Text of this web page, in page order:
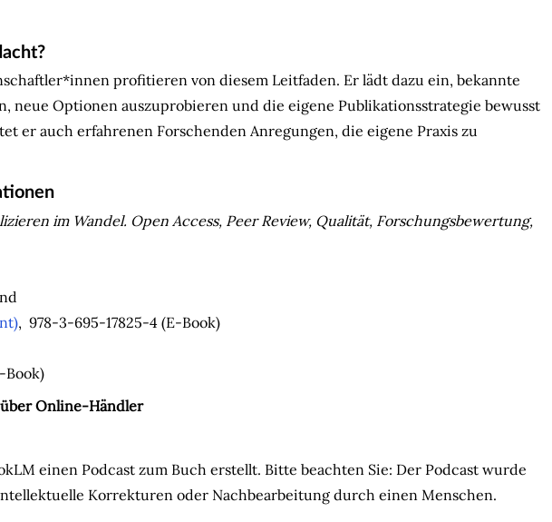
profitieren von diesem Leitfaden. Er lädt dazu ein, bekannte
neue Optionen auszuprobieren und die eigene Publikationsstrategie bewusst
er auch erfahrenen Forschenden Anregungen, die eigene Praxis zu
im Wandel. Open Access, Peer Review, Qualität, Forschungsbewertung,
, 978-3-695-17825-4 (E-Book)
Book)
Online-Händler
einen Podcast zum Buch erstellt. Bitte beachten Sie: Der Podcast wurde
Korrekturen oder Nachbearbeitung durch einen Menschen.